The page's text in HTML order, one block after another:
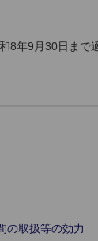
8年9月30日まで
の取扱等の効力